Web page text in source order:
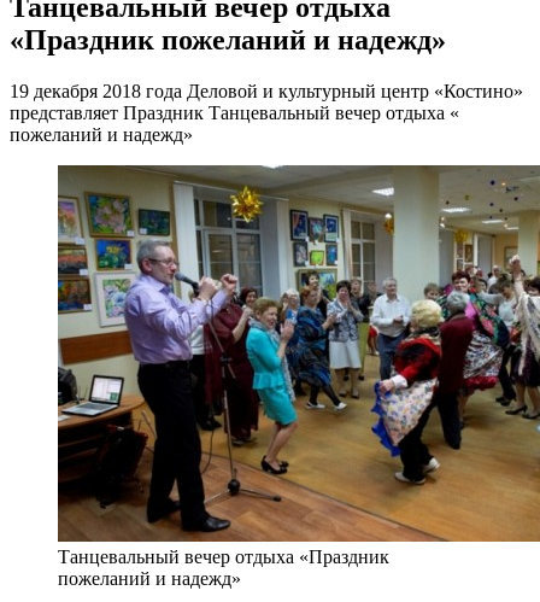
Танцевальный вечер отдыха
«Праздник пожеланий и надежд»
19 декабря 2018 года Деловой и культурный центр «Костино»
представляет Праздник Танцевальный вечер отдыха «
пожеланий и надежд»
Танцевальный вечер отдыха «Праздник
пожеланий и надежд»